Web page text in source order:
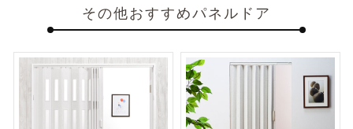
その他おすすめパネルドア